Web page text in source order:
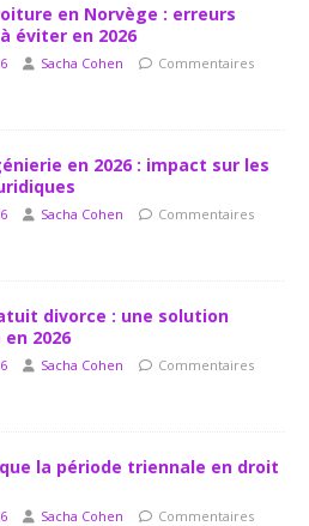
en Norvège : erreurs
éviter en 2026
Sacha Cohen
Commentaires
en 2026 : impact sur les
Sacha Cohen
Commentaires
divorce : une solution
2026
Sacha Cohen
Commentaires
que la période triennale en droit
Sacha Cohen
Commentaires